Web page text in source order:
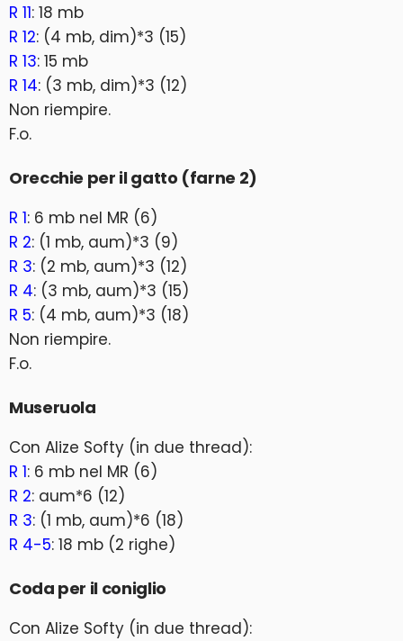
R 11: 18 mb
R 12: (4 mb, dim)*3 (15)
R 13: 15 mb
R 14: (3 mb, dim)*3 (12)
Non riempire.
F.o.
Orecchie per il gatto (farne 2)
R 1: 6 mb nel MR (6)
R 2: (1 mb, aum)*3 (9)
R 3: (2 mb, aum)*3 (12)
R 4: (3 mb, aum)*3 (15)
R 5: (4 mb, aum)*3 (18)
Non riempire.
F.o.
Museruola
Con Alize Softy (in due thread):
R 1: 6 mb nel MR (6)
R 2: aum*6 (12)
R 3: (1 mb, aum)*6 (18)
R 4-5: 18 mb (2 righe)
Coda per il coniglio
Con Alize Softy (in due thread):